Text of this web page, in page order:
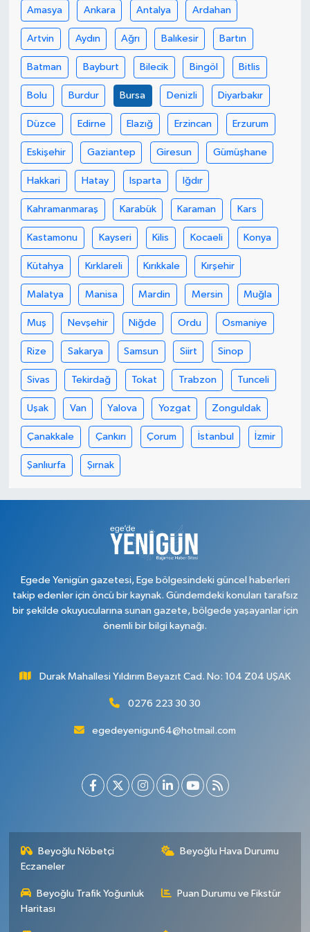
Amasya Ankara Antalya Ardahan
Artvin Aydın Ağrı Balıkesir Bartın
Batman Bayburt Bilecik Bingöl Bitlis
Bolu Burdur Bursa Denizli Diyarbakır
Düzce Edirne Elazığ Erzincan Erzurum
Eskişehir Gaziantep Giresun Gümüşhane
Hakkari Hatay Isparta Iğdır
Kahramanmaraş Karabük Karaman Kars
Kastamonu Kayseri Kilis Kocaeli Konya
Kütahya Kırklareli Kırıkkale Kırşehir
Malatya Manisa Mardin Mersin Muğla
Muş Nevşehir Niğde Ordu Osmaniye
Rize Sakarya Samsun Siirt Sinop
Sivas Tekirdağ Tokat Trabzon Tunceli
Uşak Van Yalova Yozgat Zonguldak
Çanakkale Çankırı Çorum İstanbul İzmir
Şanlıurfa Şırnak
Egede Yenigün gazetesi, Ege bölgesindeki güncel haberleri
takip edenler için öncü bir kaynak. Gündemdeki konuları tarafsız
bir şekilde okuyucularına sunan gazete, bölgede yaşayanlar için
önemli bir bilgi kaynağı.
Durak Mahallesi Yıldırım Beyazıt Cad. No: 104 Z04 UŞAK
0276 223 30 30
egedeyenigun64@hotmail.com
Beyoğlu Nöbetçi
Eczaneler
Beyoğlu Hava Durumu
Beyoğlu Trafik Yoğunluk
Haritası
Puan Durumu ve Fikstür